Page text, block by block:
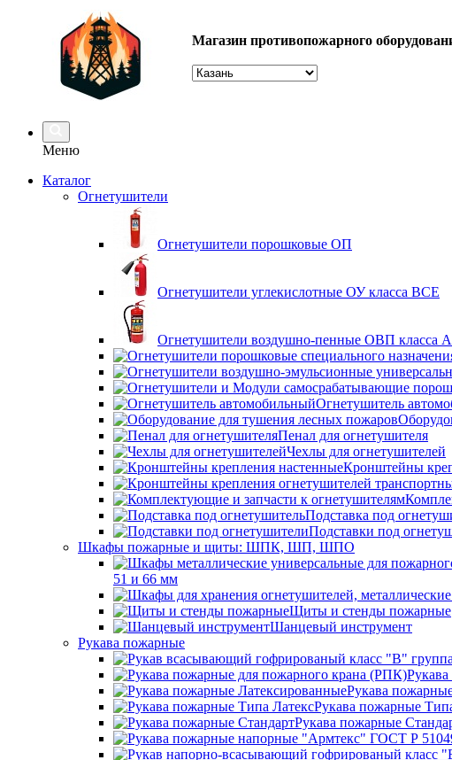
Магазин противопожарного
Меню
Каталог
Огнетушители
Огнетушители порошковые ОП
Огнетушители углекислотные ОУ класса ВСЕ
Огнетушители воздушно-пенные ОВП класса
Огнетушитель
Пенал для огнетушителя
Чехлы для огнетушителей
Кронштейны
Подставка под
Подставки под
Шкафы пожарные и щиты: ШПК, ШП, ШПО
51 и 66 мм
Щиты и стенды пожарные
Шанцевый инструмент
Рукава пожарные
Рукава
Рукава пожарные
Рукава пожарные